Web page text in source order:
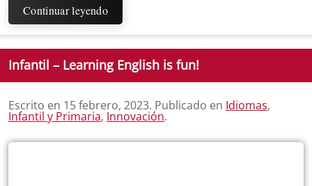
Continuar leyendo
Infantil – Learning English is fun!
Escrito en 15 febrero, 2023. Publicado en Idiomas,
Infantil y Primaria, Innovación.